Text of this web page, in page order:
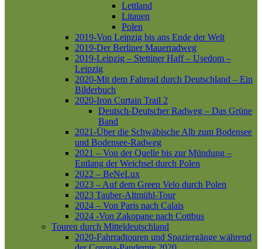
Lettland
Litauen
Polen
2019-Von Leipzig bis ans Ende der Welt
2019-Der Berliner Mauerradweg
2019-Leipzig – Stettiner Haff – Usedom –
Leipzig
2020-Mit dem Fahrrad durch Deutschland – Ein
Bilderbuch
2020-Iron Curtain Trail 2
Deutsch-Deutscher Radweg – Das Grüne
Band
2021-Über die Schwäbische Alb zum Bodensee
und Bodensee-Radweg
2021 – Von der Quelle bis zur Mündung –
Entlang der Weichsel durch Polen
2022 – BeNeLux
2023 – Auf dem Green Velo durch Polen
2023 Tauber-Altmühl-Tour
2024 – Von Paris nach Calais
2024 -Von Zakopane nach Cottbus
Touren durch Mitteldeutschland
2020-Fahrradtouren und Spaziergänge während